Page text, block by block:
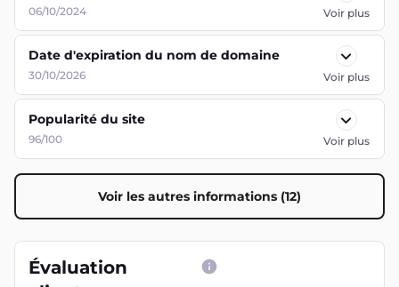
06/10/2024 Voir plus
Date d'expiration du nom de domaine
30/10/2026 Voir plus
Popularité du site
96/100 Voir plus
Voir les autres informations (12)
Évaluation